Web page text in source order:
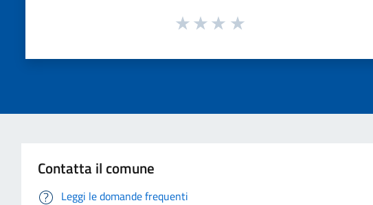
Contatta il comune
Leggi le domande frequenti